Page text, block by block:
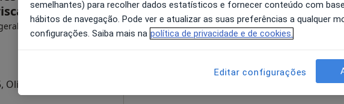
7 Ago 8 Ago 9 Ago 10 Ago
semelhantes) para recolher dados estatísticos e fornecer conteúdo com
hábitos de navegação. Pode ver e atualizar as suas preferências a qualquer
configurações. Saiba mais na política de privacidade e de cookies.
Editar configurações